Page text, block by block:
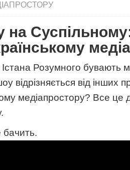
на
Істана Розумного бувають
відрізняється від інших
медіапростору? Все це